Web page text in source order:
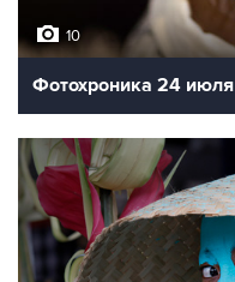
10
Фотохроника 24 июля